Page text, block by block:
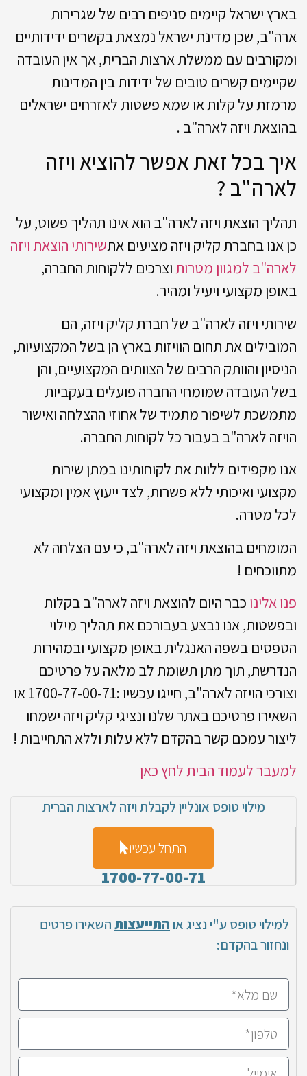
בארץ ישראל קיימים סניפים רבים של שגרירות
ארה"ב, שכן מדינת ישראל נמצאת בקשרים ידידותיים
ומקורבים עם ממשלת ארצות הברית, אך אין העובדה
שקיימים קשרים טובים של ידידות בין המדינות
מרמזת על קלות או שמא פשטות לאזרחים ישראלים
בהוצאת ויזה לארה"ב .
איך בכל זאת אפשר להוציא ויזה
לארה"ב ?
תהליך הוצאת ויזה לארה"ב הוא אינו תהליך פשוט, על
כן אנו בחברת קליק ויזה מציעים אתשירותי הוצאת ויזה
לארה"ב למגוון מטרותוצרכים ללקוחות החברה,
באופן מקצועי ויעיל ומהיר.
שירותי ויזה לארה"ב של חברת קליק ויזה, הם
המובילים את תחום הוויזות בארץ הן בשל המקצועיות,
הניסיון והוותק הרבים של הצוותים המקצועיים, והן
בשל העובדה שמומחי החברה פועלים בעקביות
מתמשכת לשיפור מתמיד של אחוזי ההצלחה ואישור
הויזה לארה"ב בעבור כל לקוחות החברה.
אנו מקפידים ללוות את לקוחותינו במתן שירות
מקצועי ואיכותי ללא פשרות, לצד ייעוץ אמין ומקצועי
לכל מטרה.
המומחים בהוצאת ויזה לארה"ב, כי עם הצלחה לא
מתווכחים !
פנו אלינו כבר היום להוצאת ויזה לארה"ב בקלות
ובפשטות, אנו נבצע בעבורכם את תהליך מילוי
הטפסים בשפה האנגלית באופן מקצועי ובמהירות
הנדרשת, תוך מתן תשומת לב מלאה על פרטיכם
וצורכי הויזה לארה"ב, חייגו עכשיו :1700-77-00-71 או
השאירו פרטיכם באתר שלנו ונציגי קליק ויזה ישמחו
ליצור עמכם קשר בהקדם ללא עלות וללא התחייבות !
למעבר לעמוד הבית לחץ כאן
מילוי טופס אונליין לקבלת ויזה לארצות הברית
התחל עכשיו
1700-77-00-71
למילוי טופס ע"י נציג אוהתייעצותהשאירו פרטים
ונחזור בהקדם: